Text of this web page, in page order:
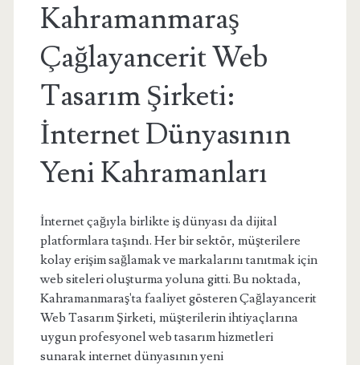
Kahramanmaraş
Çağlayancerit Web
Tasarım Şirketi:
İnternet Dünyasının
Yeni Kahramanları
İnternet çağıyla birlikte iş dünyası da dijital
platformlara taşındı. Her bir sektör, müşterilere
kolay erişim sağlamak ve markalarını tanıtmak için
web siteleri oluşturma yoluna gitti. Bu noktada,
Kahramanmaraş'ta faaliyet gösteren Çağlayancerit
Web Tasarım Şirketi, müşterilerin ihtiyaçlarına
uygun profesyonel web tasarım hizmetleri
sunarak internet dünyasının yeni